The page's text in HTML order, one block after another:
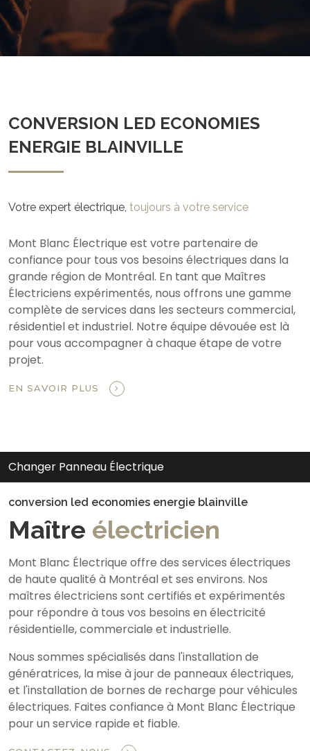
CONVERSION LED ECONOMIES
ENERGIE BLAINVILLE
Votre expert électrique, toujours à votre service
Mont Blanc Électrique est votre partenaire de
confiance pour tous vos besoins électriques dans la
grande région de Montréal. En tant que Maîtres
Électriciens expérimentés, nous offrons une gamme
complète de services dans les secteurs commercial,
résidentiel et industriel. Notre équipe dévouée est là
pour vous accompagner à chaque étape de votre
projet.
EN SAVOIR PLUS
Changer Panneau Électrique
conversion led economies energie blainville
Maître électricien
Mont Blanc Électrique offre des services électriques
de haute qualité à Montréal et ses environs. Nos
maîtres électriciens sont certifiés et expérimentés
pour répondre à tous vos besoins en électricité
résidentielle, commerciale et industrielle.
Nous sommes spécialisés dans l'installation de
génératrices, la mise à jour de panneaux électriques,
et l'installation de bornes de recharge pour véhicules
électriques. Faites confiance à Mont Blanc Électrique
pour un service rapide et fiable.